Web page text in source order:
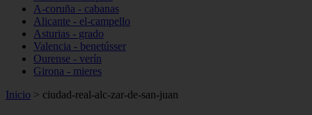
A-coruña - cabanas
Alicante - el-campello
Asturias - grado
Valencia - benetússer
Ourense - verín
Girona - mieres
Inicio > ciudad-real-alc-zar-de-san-juan